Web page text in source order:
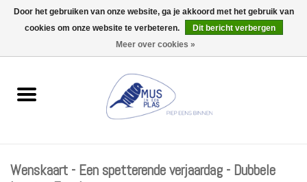
0 Artikelen - €0,00
Wenskaarten
Wenskaart - Een spetterende verjaardag - Dubbele
Door het gebruiken van onze website, ga je akkoord met het gebruik van
cookies om onze website te verbeteren.
Dit bericht verbergen
Meer over cookies »
Wij zijn uitzonderlijk gesloten op Do 06/08 en Do 13/08